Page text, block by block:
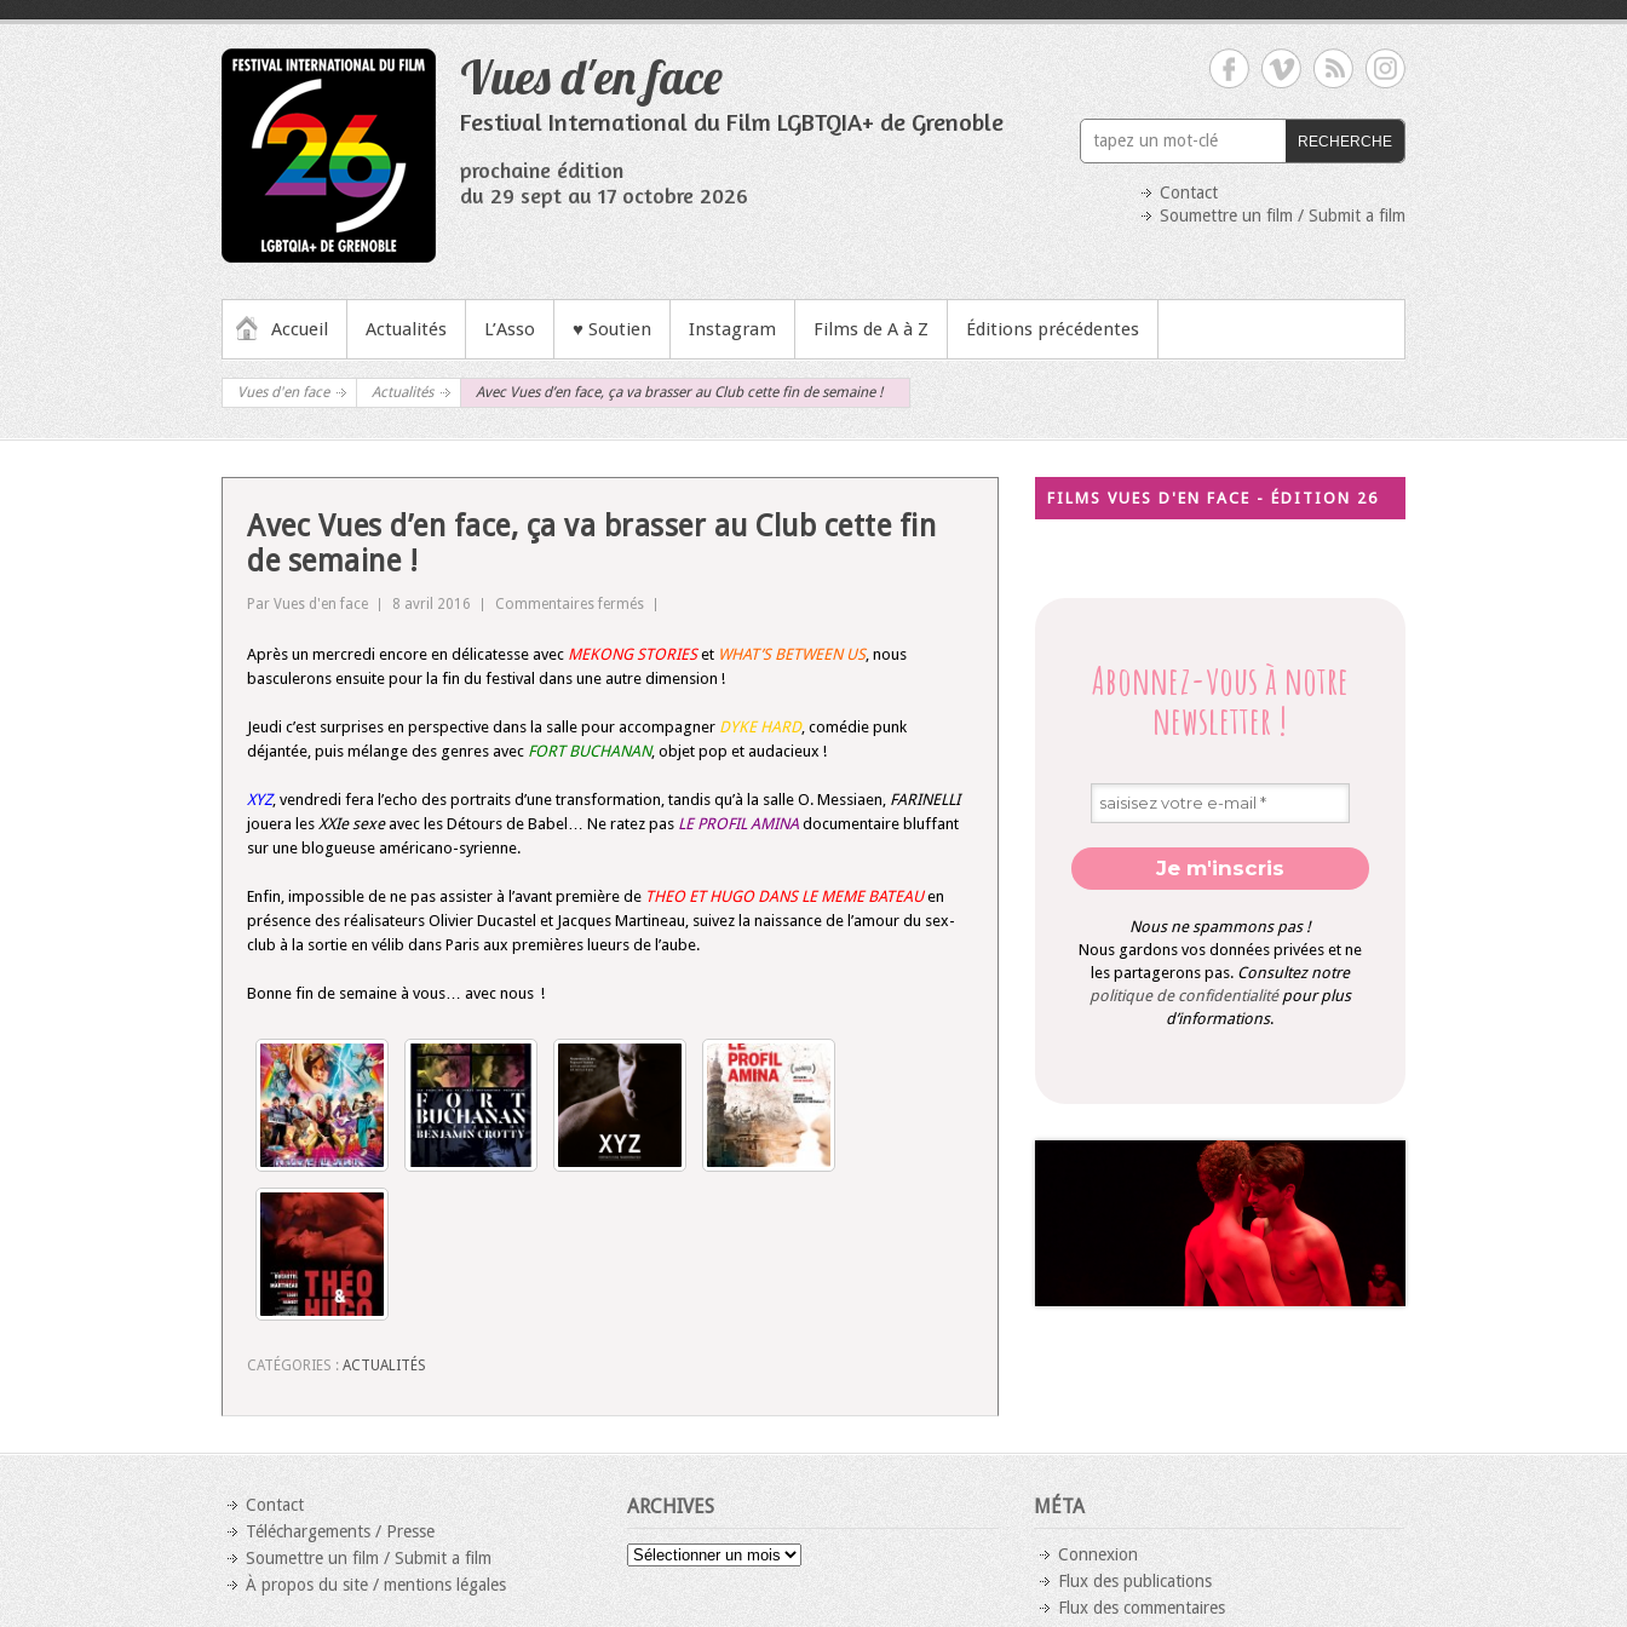
contenu
Vues d'en face
Festival International du Film LGBTQIA+ de Grenoble
prochaine édition
du 29 sept au 17 octobre 2026
RECHERCHE
Contact
Soumettre un film / Submit a film
MENU PRINCIPAL
Accueil Actualités L’Asso ♥ Soutien Instagram Films de A à Z Éditions précédentes
Vues d'en face Actualités Avec Vues d’en face, ça va brasser au Club cette fin de semaine !
Avec Vues d’en face, ça va brasser au Club cette fin
de semaine !
Par Vues d'en face 8 avril 2016 Commentaires ferméssur
Vues
d’en
ça
va
fin
de
semaine
Après un mercredi encore en délicatesse avec MEKONG STORIES et WHAT’S BETWEEN US, nous
basculerons ensuite pour la fin du festival dans une autre dimension !
Jeudi c’est surprises en perspective dans la salle pour accompagner DYKE HARD, comédie punk
déjantée, puis mélange des genres avec FORT BUCHANAN, objet pop et audacieux !
XYZ, vendredi fera l’echo des portraits d’une transformation, tandis qu’à la salle O. Messiaen, FARINELLI
jouera les XXIe sexeavec les Détours de Babel… Ne ratez pas LE PROFIL AMINA documentaire bluffant
sur une blogueuse américano-syrienne.
Enfin, impossible de ne pas assister à l’avant première de THEO ET HUGO DANS LE MEME BATEAUen
présence des réalisateurs Olivier Ducastel et Jacques Martineau, suivez la naissance de l’amour du sex-
club à la sortie en vélib dans Paris aux premières lueurs de l’aube.
Bonne fin de semaine à vous… avec nous !
CATÉGORIES : ACTUALITÉS
FILMS VUES D'EN FACE - ÉDITION 26
Abonnez-vous à notre
newsletter !
Nous ne spammons pas !
Nous gardons vos données privées et ne
les partagerons pas. Consultez notre
politique de confidentialité pour plus
d’informations.
Contact
Téléchargements / Presse
Soumettre un film / Submit a film
À propos du site / mentions légales
ARCHIVES
Archives
MÉTA
Connexion
Flux des publications
Flux des commentaires